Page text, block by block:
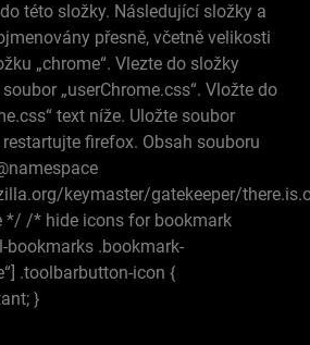
této složky. Následující složky a
přesně, včetně velikosti
„chrome“. Vlezte do složky
„userChrome.css“. Vložte do
text níže. Uložte soubor
restartujte firefox. Obsah souboru
keymaster/gatekeeper/
*/ /* hide icons for bookmark
.bookmark-
.toolbarbutton-icon {
}